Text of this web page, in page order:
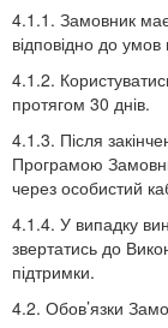
4.1.1. Замовник
відповідно до
4.1.2.
протягом 30 днів.
4.1.3. Після
Програмою
через особистий
4.1.4. У випадку
звертатись до
підтримки.
4.2. Обов’язки